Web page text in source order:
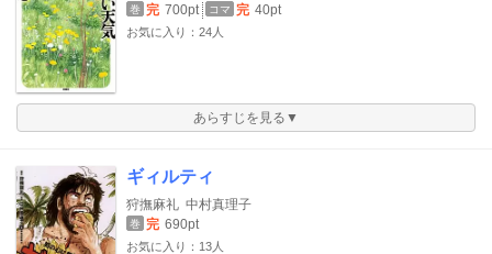
巻 完 700pt コマ 完 40pt
お気に入り：24人
あらすじを見る▼
ギィルティ
狩撫麻礼 中村真理子
巻 完 690pt
お気に入り：13人